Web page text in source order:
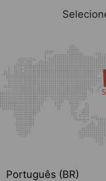
Português (BR)